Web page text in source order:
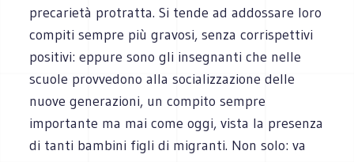
precarietà protratta. Si tende ad addossare loro
compiti sempre più gravosi, senza corrispettivi
positivi: eppure sono gli insegnanti che nelle
scuole provvedono alla socializzazione delle
nuove generazioni, un compito sempre
importante ma mai come oggi, vista la presenza
di tanti bambini figli di migranti. Non solo: va